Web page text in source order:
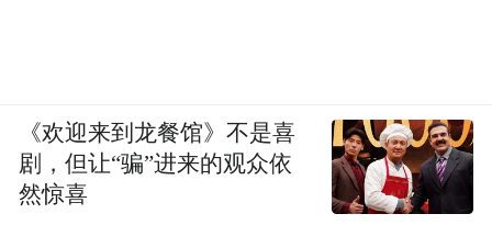
《欢迎来到龙餐馆》不是喜
剧，但让“骗”进来的观众依
然惊喜